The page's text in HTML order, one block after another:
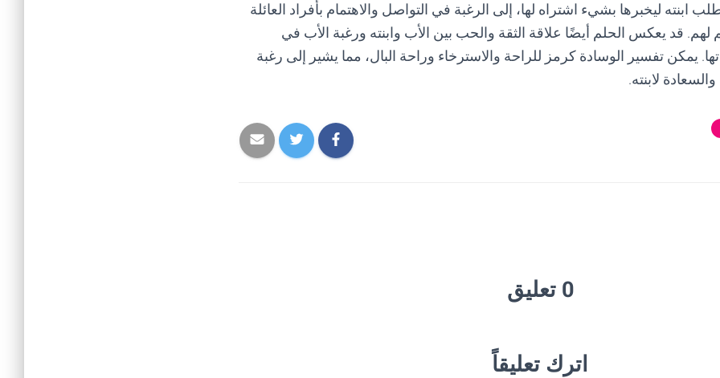
ابنته ليخبرها بشيء اشتراه لها، إلى الرغبة في التواصل والاهتمام بأفراد العائلة
لهم. قد يعكس الحلم أيضًا علاقة الثقة والحب بين الأب وابنته ورغبة الأب في
يمكن تفسير الوسادة كرمز للراحة والاسترخاء وراحة البال، مما يشير إلى رغبة
لابنته.
0 تعليق
اترك تعليقاً